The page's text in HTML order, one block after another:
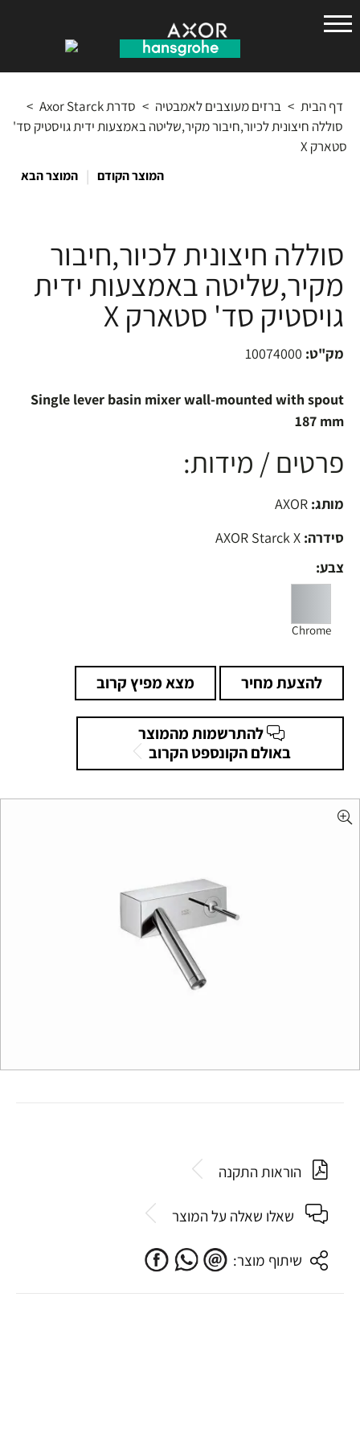
גרואה
דף הבית > ברזים מעוצבים לאמבטיה > סדרת Axor Starck
>
סוללה חיצונית לכיור,חיבור מקיר,שליטה באמצעות ידית גויסטיק סד'
סטארק X
המוצר הקודם | המוצר הבא
סוללה חיצונית לכיור,חיבור
מקיר,שליטה באמצעות ידית
גויסטיק סד' סטארק X
מק"ט: 10074000
Single lever basin mixer wall-mounted with spout
187 mm
פרטים / מידות:
מותג:
סידרה:
צבע:
Chrome
להצעת מחיר מצא מפיץ קרוב
להתרשמות מהמוצר
באולם הקונספט הקרוב
הוראות התקנה
שאלו שאלה על המוצר
שיתוף מוצר: